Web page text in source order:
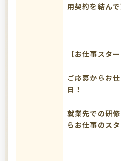
用契約を結んで
【お仕事スター
ご応募からお
日！
就業先での研
らお仕事のス